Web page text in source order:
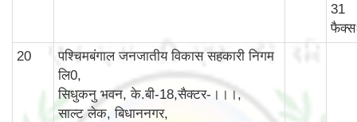
31
20
पश्चिमबंगाल जनजातीय विकास सहकारी निगम
लि0,
सिधुकनु भवन, के.बी-18,सैक्टर-।।।,
साल्ट लेक, बिधाननगर,